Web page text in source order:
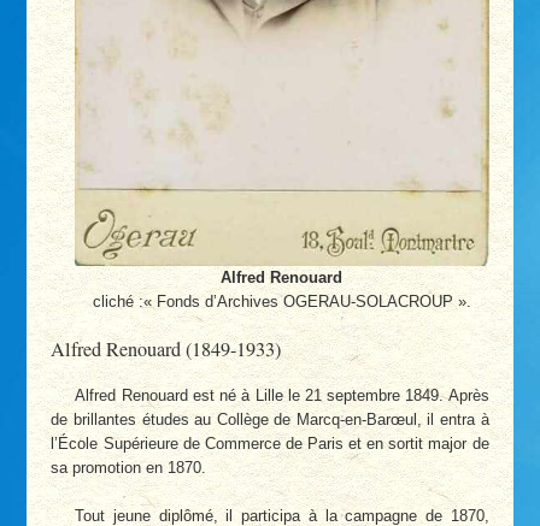
Alfred Renouard
cliché :« Fonds d’Archives OGERAU-SOLACROUP ».
Alfred Renouard (1849-1933)
Alfred Renouard est né à Lille le 21 septembre 1849. Après
de brillantes études au Collège de Marcq-en-Barœul, il entra à
l’École Supérieure de Commerce de Paris et en sortit major de
sa promotion en 1870.
Tout jeune diplômé, il participa à la campagne de 1870,